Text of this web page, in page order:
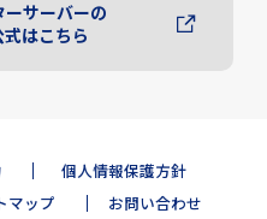
サーバーの
式はこちら
個人情報保護方針
マップ お問い合わせ